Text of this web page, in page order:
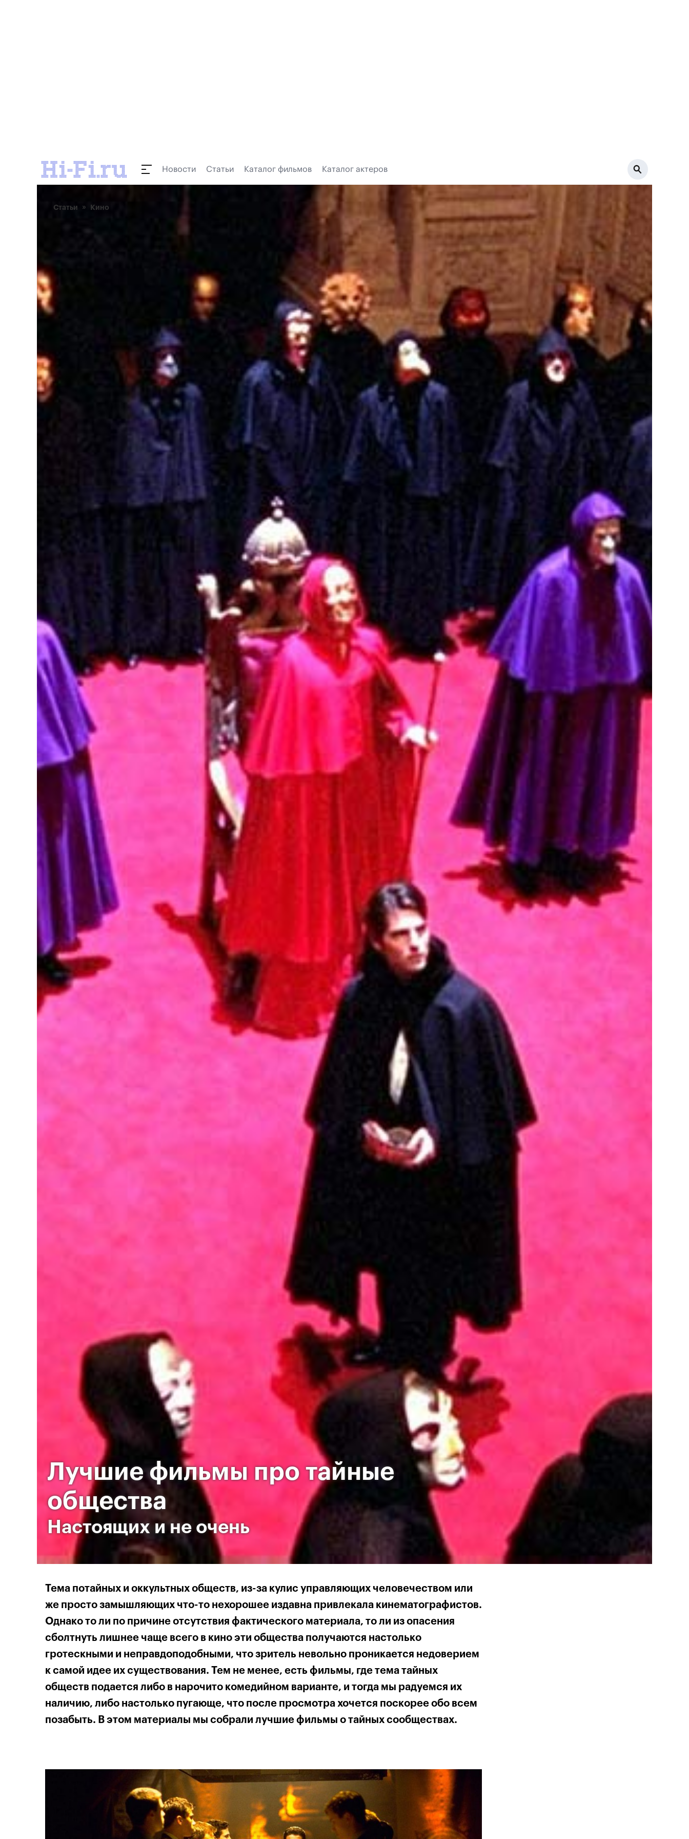
Новости Статьи Каталог фильмов Каталог актеров
Статьи Кино
Лучшие фильмы про тайные
общества
Настоящих и не очень
Тема потайных и оккультных обществ, из-за кулис управляющих человечеством или
же просто замышляющих что-то нехорошее издавна привлекала кинематографистов.
Однако то ли по причине отсутствия фактического материала, то ли из опасения
сболтнуть лишнее чаще всего в кино эти общества получаются настолько
гротескными и неправдоподобными, что зритель невольно проникается недоверием
к самой идее их существования. Тем не менее, есть фильмы, где тема тайных
обществ подается либо в нарочито комедийном варианте, и тогда мы радуемся их
наличию, либо настолько пугающе, что после просмотра хочется поскорее обо всем
позабыть. В этом материалы мы собрали лучшие фильмы о тайных сообществах.